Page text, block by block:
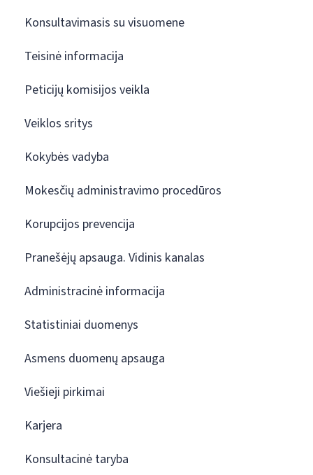
Konsultavimasis su visuomene
Teisinė informacija
Peticijų komisijos veikla
Veiklos sritys
Kokybės vadyba
Mokesčių administravimo procedūros
Korupcijos prevencija
Pranešėjų apsauga. Vidinis kanalas
Administracinė informacija
Statistiniai duomenys
Asmens duomenų apsauga
Viešieji pirkimai
Karjera
Konsultacinė taryba